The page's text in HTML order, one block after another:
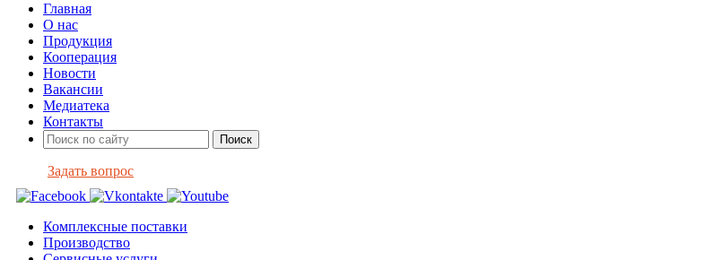
Главная
О нас
Продукция
Кооперация
Новости
Вакансии
Медиатека
Контакты
Задать вопрос
Комплексные поставки
Производство